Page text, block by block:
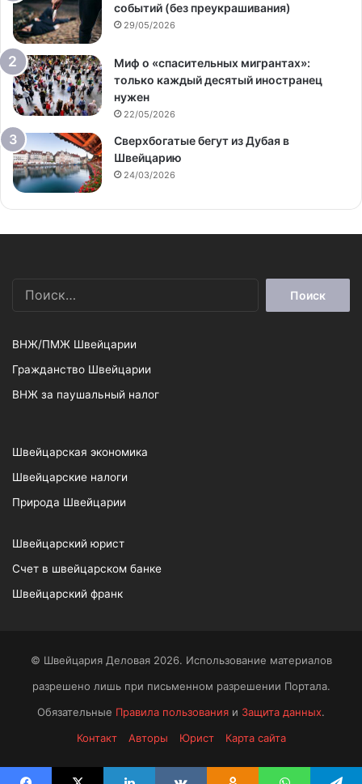
событий (без преукрашивания)
29/05/2026
Миф о «спасительных мигрантах»:
только каждый десятый иностранец
нужен
22/05/2026
Сверхбогатые бегут из Дубая в
Швейцарию
24/03/2026
ВНЖ/ПМЖ Швейцарии
Гражданство Швейцарии
ВНЖ за паушальный налог
Швейцарская экономика
Швейцарские налоги
Природа Швейцарии
Швейцарский юрист
Счет в швейцарском банке
Швейцарский франк
© Швейцария Деловая 2026. Использование материалов
разрешено лишь при письменном разрешении Портала.
Обязательные Правила пользования и Защита данных.
Контакт
Авторы Юрист Карта сайта